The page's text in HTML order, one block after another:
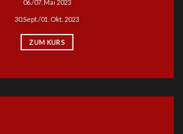
06./07. Mai 2023
30.Sept./01. Okt. 2023
ZUM KURS